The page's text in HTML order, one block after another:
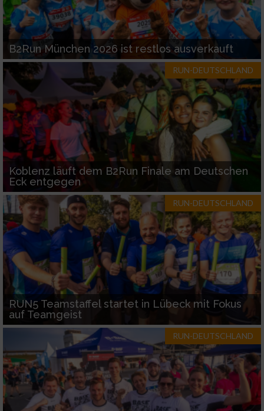
B2Run München 2026 ist restlos ausverkauft
RUN-DEUTSCHLAND
Koblenz läuft dem B2Run Finale am Deutschen
Eck entgegen
RUN-DEUTSCHLAND
RUN5 Teamstaffel startet in Lübeck mit Fokus
auf Teamgeist
RUN-DEUTSCHLAND